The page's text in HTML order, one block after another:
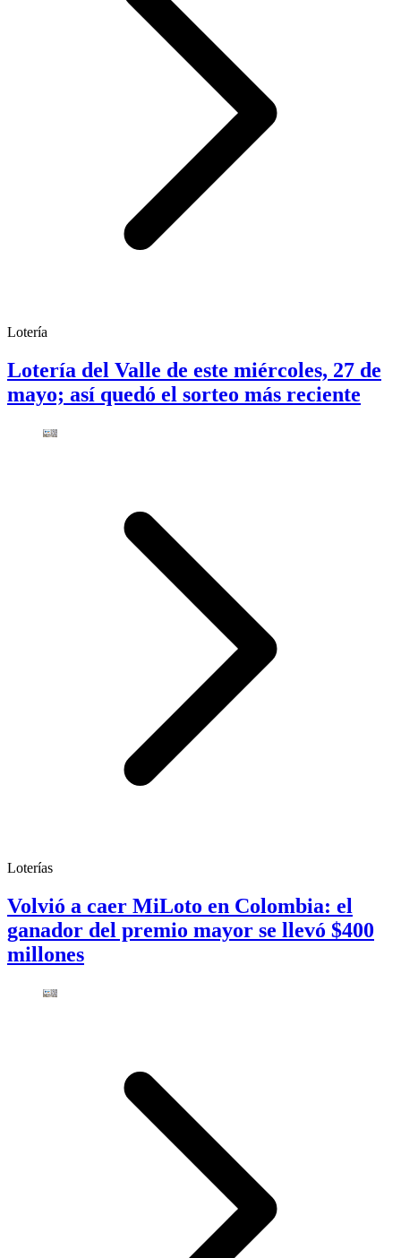
Lotería
Lotería del Valle de este miércoles, 27 de
mayo; así quedó el sorteo más reciente
Loterías
Volvió a caer MiLoto en Colombia: el
ganador del premio mayor se llevó $400
millones